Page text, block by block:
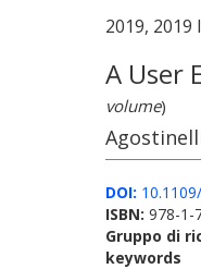
2019,
A User
volume)
DOI:
ISBN: 978-1-
Gruppo di
keywords